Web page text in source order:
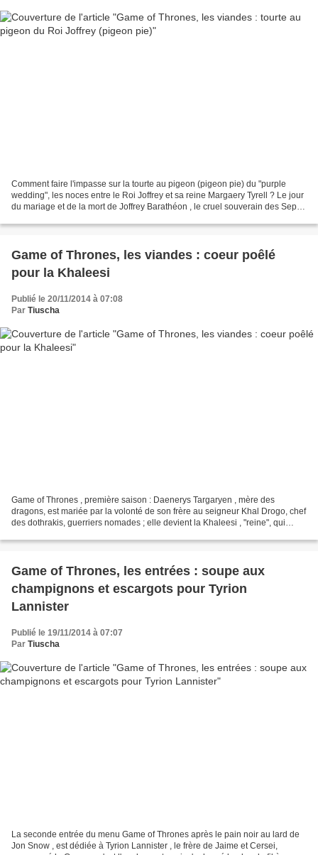
Comment faire l'impasse sur la tourte au pigeon (pigeon pie) du "purple
wedding", les noces entre le Roi Joffrey et sa reine Margaery Tyrell ? Le jour
du mariage et de la mort de Joffrey Barathéon , le cruel souverain des Sept
Game of Thrones, les viandes : coeur poêlé
pour la Khaleesi
Publié le 20/11/2014 à 07:08
Par Tiuscha
Game of Thrones , première saison : Daenerys Targaryen , mère des
dragons, est mariée par la volonté de son frère au seigneur Khal Drogo, chef
des dothrakis, guerriers nomades ; elle devient la Khaleesi , "reine", qui
Game of Thrones, les entrées : soupe aux
champignons et escargots pour Tyrion
Lannister
Publié le 19/11/2014 à 07:07
Par Tiuscha
La seconde entrée du menu Game of Thrones après le pain noir au lard de
Jon Snow , est dédiée à Tyrion Lannister , le frère de Jaime et Cersei,